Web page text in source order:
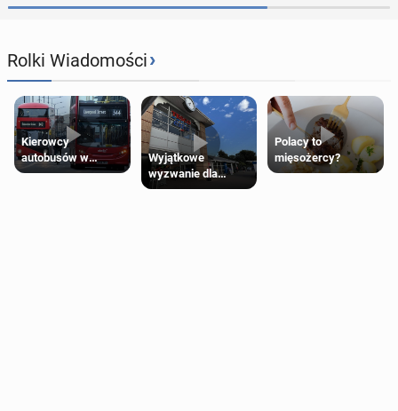
Rolki Wiadomości›
Kierowcy
autobusów w
Londynie
Wyjątkowe
wyzwanie dla
posiadaczy kart
Polacy to
mięsożercy?